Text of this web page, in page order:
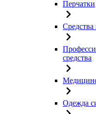
Перчатки
средства
Одежда